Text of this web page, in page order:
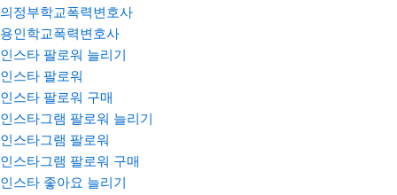
의정부학교폭력변호사
용인학교폭력변호사
인스타 팔로워 늘리기
인스타 팔로워
인스타 팔로워 구매
인스타그램 팔로워 늘리기
인스타그램 팔로워
인스타그램 팔로워 구매
인스타 좋아요 늘리기